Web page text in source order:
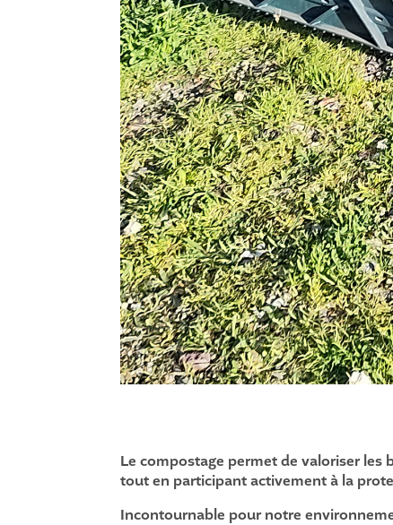
Le compostage permet de valoriser
tout en participant activement à la
Incontournable pour notre